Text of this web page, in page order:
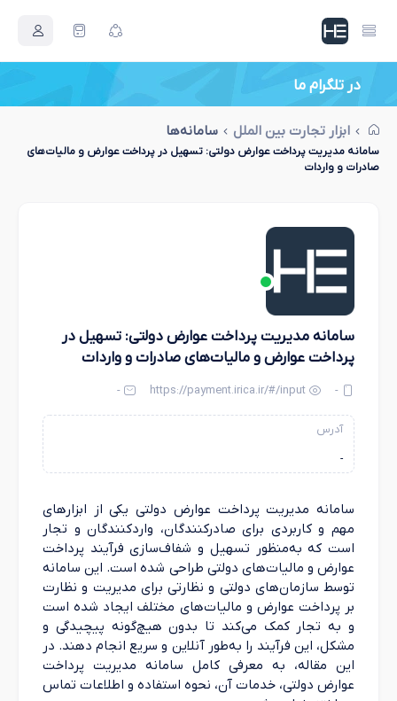
در تلگرام ما
ابزار تجارت بین الملل سامانه‌ها
سامانه مدیریت پرداخت عوارض دولتی: تسهیل در پرداخت عوارض و مالیات‌های
صادرات و واردات
سامانه مدیریت پرداخت عوارض دولتی: تسهیل در
پرداخت عوارض و مالیات‌های صادرات و واردات
-
https://payment.irica.ir/#/input
-
آدرس
-
سامانه مدیریت پرداخت عوارض دولتی یکی از ابزارهای
مهم و کاربردی برای صادرکنندگان، واردکنندگان و تجار
است که به‌منظور تسهیل و شفاف‌سازی فرآیند پرداخت
عوارض و مالیات‌های دولتی طراحی شده است. این سامانه
توسط سازمان‌های دولتی و نظارتی برای مدیریت و نظارت
بر پرداخت عوارض و مالیات‌های مختلف ایجاد شده است
و به تجار کمک می‌کند تا بدون هیچ‌گونه پیچیدگی و
مشکل، این فرآیند را به‌طور آنلاین و سریع انجام دهند. در
این مقاله، به معرفی کامل سامانه مدیریت پرداخت
عوارض دولتی، خدمات آن، نحوه استفاده و اطلاعات تماس